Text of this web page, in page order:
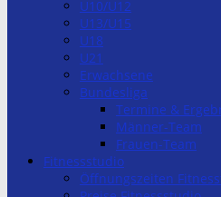
U10/U12
U13/U15
U18
U21
Erwachsene
Bundesliga
Termine &
Männer-Team
Frauen-Team
Fitnessstudio
Öffnungszeiten